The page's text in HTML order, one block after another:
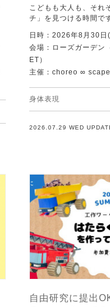
こどもも大人も、それ
チ」を見つける時間で
日時：2026年8月30日
会場：ローズガーデン
ET）
主催：choreo ∞ scape
身体表現
2026.07.29 WED
自由研究に提出